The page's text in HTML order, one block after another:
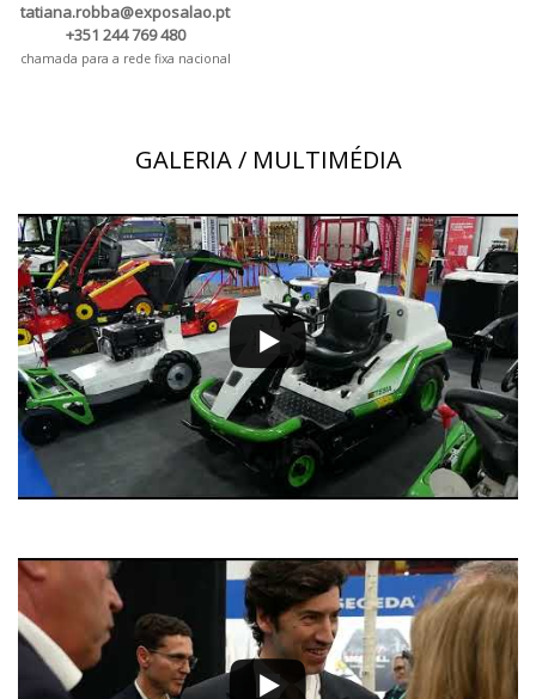
tatiana.robba@exposalao.pt
+351 244 769 480
chamada para a rede fixa nacional
GALERIA / MULTIMÉDIA